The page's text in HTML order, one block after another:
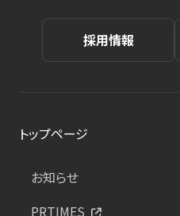
採用情報
トップページ
お知らせ
PRTIMES